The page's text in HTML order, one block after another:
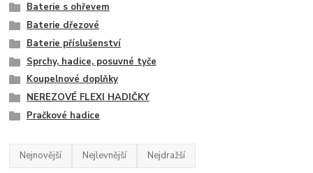
Baterie s ohřevem
Baterie dřezové
Baterie příslušenství
Sprchy, hadice, posuvné tyče
Koupelnové doplňky
NEREZOVÉ FLEXI HADIČKY
Pračkové hadice
Nejnovější Nejlevnější Nejdražší